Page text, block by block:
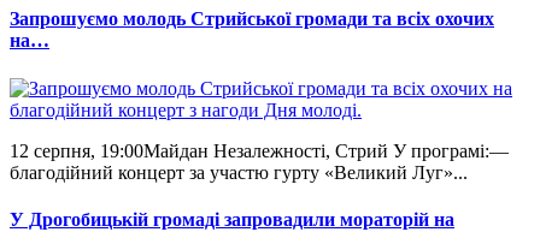
Запрошуємо молодь Стрийської громади та всіх охочих
на…
12 серпня, 19:00Майдан Незалежності, Стрий У програмі:—
благодійний концерт за участю гурту «Великий Луг»...
У Дрогобицькій громаді запровадили мораторій на